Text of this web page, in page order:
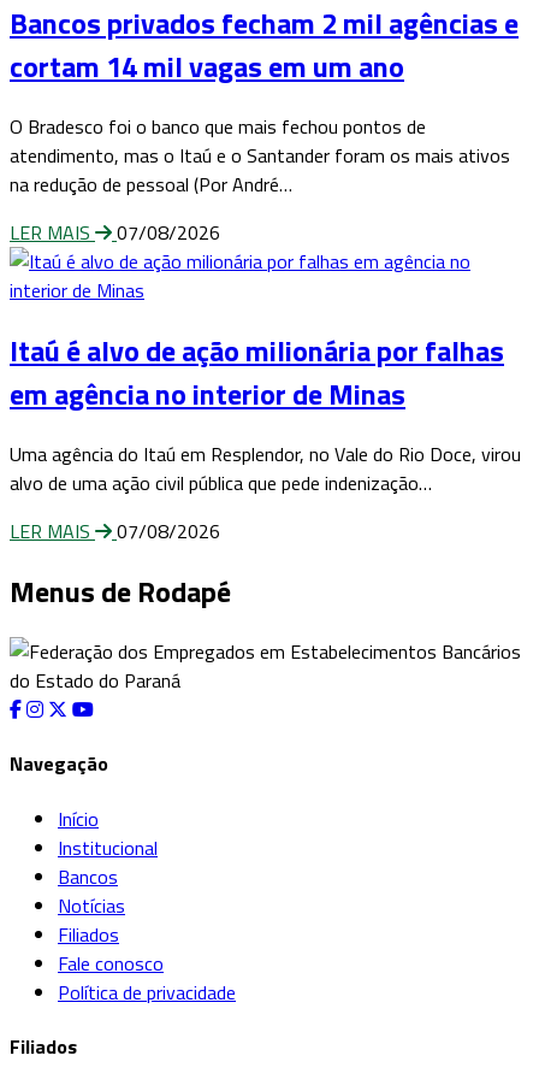
Bancos privados fecham 2 mil agências e
cortam 14 mil vagas em um ano
O Bradesco foi o banco que mais fechou pontos de
atendimento, mas o Itaú e o Santander foram os mais ativos
na redução de pessoal (Por André…
LER MAIS
07/08/2026
Itaú é alvo de ação milionária por falhas
em agência no interior de Minas
Uma agência do Itaú em Resplendor, no Vale do Rio Doce, virou
alvo de uma ação civil pública que pede indenização…
LER MAIS
07/08/2026
Menus de Rodapé
Navegação
Início
Institucional
Bancos
Notícias
Filiados
Fale conosco
Política de privacidade
Filiados